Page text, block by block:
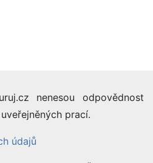
nenesou odpovědnost
prací.
údajů